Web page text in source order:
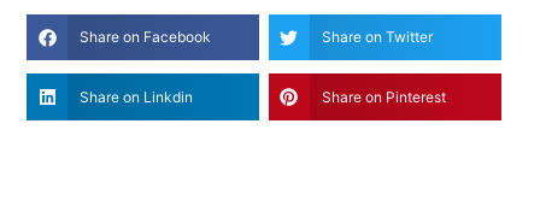
Share on Facebook Share on Twitter
Share on Linkdin Share on Pinterest